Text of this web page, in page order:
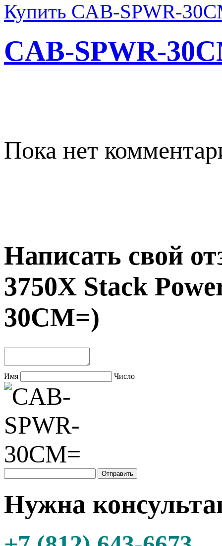
Купить CAB-SPWR-
CAB-SPWR-
Пока нет
Написать свой
3750X Stack
30CM=)
Имя Число
Нужна